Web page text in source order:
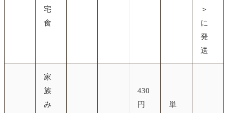
宅
食
＞
に
発
送
家
族
み
430
円
単